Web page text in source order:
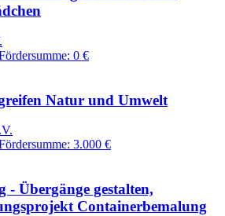
0 €
Natur und Umwelt
3.000 €
- Übergänge gestalten,
Containerbemalung